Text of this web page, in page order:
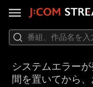
システムエラー
間を置いてから